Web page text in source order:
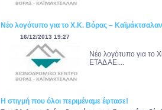
Νέο λογότυπο για το Χ.Κ. Βόρας – Καϊμάκτσαλαν
16/12/2013 19:27
Νέο λογότυπο για το
ΕΤΑΔ ΑΕ....
Η στιγμή που όλοι περιμέναμε έφτασε!